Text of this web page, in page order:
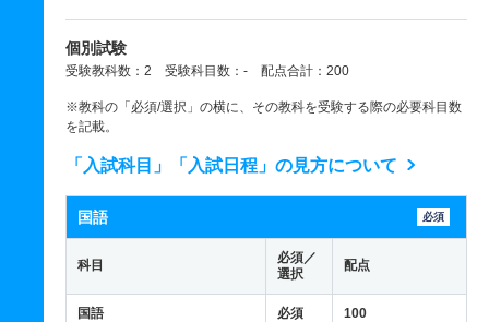
個別試験
受験教科数：2 受験科目数：- 配点合計：200
※教科の「必須/選択」の横に、その教科を受験する際の必要科目数
を記載。
「入試科目」「入試日程」の見方について
国語 必須
科目
必須／
選択
配点
国語 必須 100